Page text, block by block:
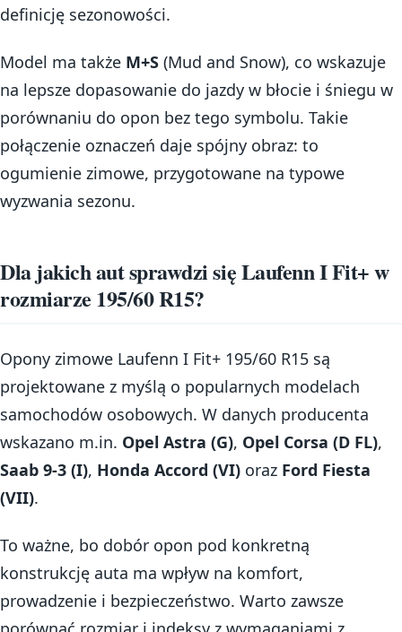
definicję sezonowości.
Model ma także M+S (Mud and Snow), co wskazuje
na lepsze dopasowanie do jazdy w błocie i śniegu w
porównaniu do opon bez tego symbolu. Takie
połączenie oznaczeń daje spójny obraz: to
ogumienie zimowe, przygotowane na typowe
wyzwania sezonu.
Dla jakich aut sprawdzi się Laufenn I Fit+ w
rozmiarze 195/60 R15?
Opony zimowe Laufenn I Fit+ 195/60 R15 są
projektowane z myślą o popularnych modelach
samochodów osobowych. W danych producenta
wskazano m.in. Opel Astra (G), Opel Corsa (D FL),
Saab 9-3 (I), Honda Accord (VI) oraz Ford Fiesta
(VII).
To ważne, bo dobór opon pod konkretną
konstrukcję auta ma wpływ na komfort,
prowadzenie i bezpieczeństwo. Warto zawsze